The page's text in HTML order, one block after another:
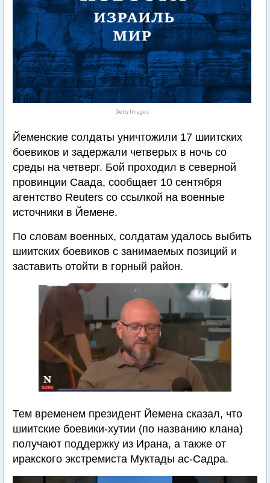
Getty Images
Йеменские солдаты уничтожили 17 шиитских
боевиков и задержали четверых в ночь со
среды на четверг. Бой проходил в северной
провинции Саада, сообщает 10 сентября
агентство Reuters со ссылкой на военные
источники в Йемене.
По словам военных, солдатам удалось выбить
шиитских боевиков с занимаемых позиций и
заставить отойти в горный район.
Тем временем президент Йемена сказал, что
шиитские боевики-хутии (по названию клана)
получают поддержку из Ирана, а также от
иракского экстремиста Муктады ас-Садра.